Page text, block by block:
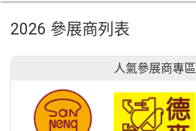
2026 參展商列表
人氣參展商專區